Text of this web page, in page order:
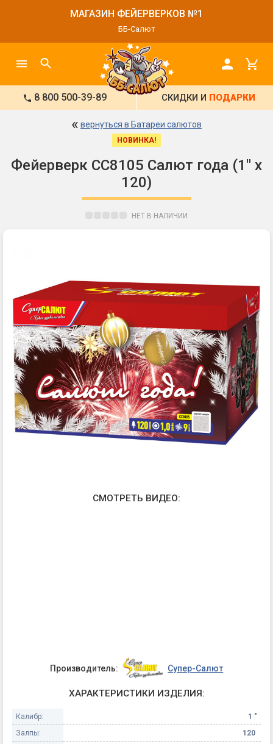
МАГАЗИН ФЕЙЕРВЕРКОВ №1
ББ-Салют
8 800 500-39-89 СКИДКИ И ПОДАРКИ
« вернуться в Батареи салютов
НОВИНКА!
Фейерверк СС8105 Салют года (1" х
120)
НЕТ В НАЛИЧИИ
СМОТРЕТЬ ВИДЕО:
Производитель: Супер-Салют
ХАРАКТЕРИСТИКИ ИЗДЕЛИЯ:
Калибр:
1 "
Залпы:
120